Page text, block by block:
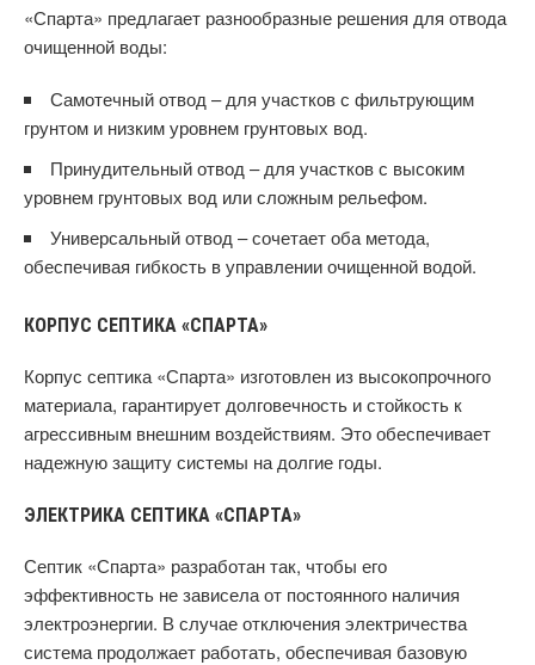
«Спарта» предлагает разнообразные решения для отвода
очищенной воды:
Самотечный отвод – для участков с фильтрующим
грунтом и низким уровнем грунтовых вод.
Принудительный отвод – для участков с высоким
уровнем грунтовых вод или сложным рельефом.
Универсальный отвод – сочетает оба метода,
обеспечивая гибкость в управлении очищенной водой.
КОРПУС СЕПТИКА «СПАРТА»
Корпус септика «Спарта» изготовлен из высокопрочного
материала, гарантирует долговечность и стойкость к
агрессивным внешним воздействиям. Это обеспечивает
надежную защиту системы на долгие годы.
ЭЛЕКТРИКА СЕПТИКА «СПАРТА»
Септик «Спарта» разработан так, чтобы его
эффективность не зависела от постоянного наличия
электроэнергии. В случае отключения электричества
система продолжает работать, обеспечивая базовую